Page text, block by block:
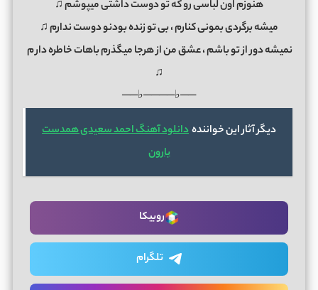
هنوزم اون لباسی رو که تو دوست داشتی میپوشم ♫
میشه برگردی بمونی کنارم ، بی تو زنده بودنو دوست ندارم ♫
نمیشه دور از تو باشم ، عشق من از هرجا میگذرم باهات خاطره دارم
♫
──♭────♭──
دیگر آثار این خوانندهدانلود آهنگ احمد سعیدی همدست
بارون
روبیکا
تلگرام